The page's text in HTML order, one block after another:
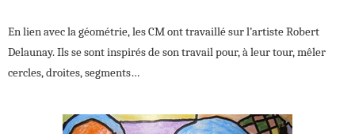
En lien avec la géométrie, les CM ont travaillé sur l’artiste Robert
Delaunay. Ils se sont inspirés de son travail pour, à leur tour, mêler
cercles, droites, segments…